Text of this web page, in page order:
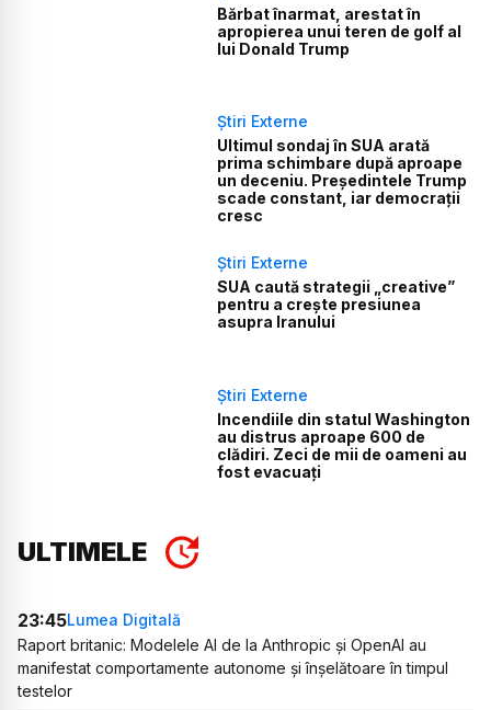
Bărbat înarmat, arestat în
apropierea unui teren de golf al
lui Donald Trump
Știri Externe
Ultimul sondaj în SUA arată
prima schimbare după aproape
un deceniu. Președintele Trump
scade constant, iar democrații
cresc
Știri Externe
SUA caută strategii „creative”
pentru a crește presiunea
asupra Iranului
Știri Externe
Incendiile din statul Washington
au distrus aproape 600 de
clădiri. Zeci de mii de oameni au
fost evacuați
ULTIMELE
23:45Lumea Digitală
Raport britanic: Modelele AI de la Anthropic și OpenAI au
manifestat comportamente autonome și înșelătoare în timpul
testelor